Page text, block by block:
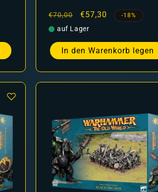
Normaler
Preis
€70,00 Verkaufspreis
€57,30 -18%
auf Lager
In den Warenkorb legen